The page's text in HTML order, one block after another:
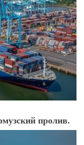
70-летие,
экономике и